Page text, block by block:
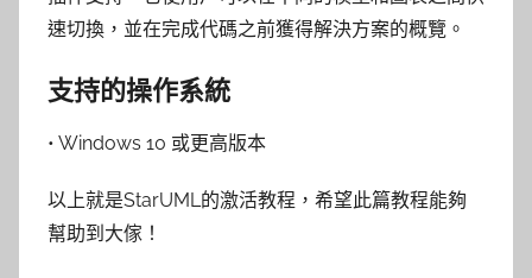
速切換，並在完成代碼之前獲得解決方案的概覽。
支持的操作系統
• Windows 10 或更高版本
以上就是StarUML的激活教程，希望此篇教程能夠
幫助到大傢！